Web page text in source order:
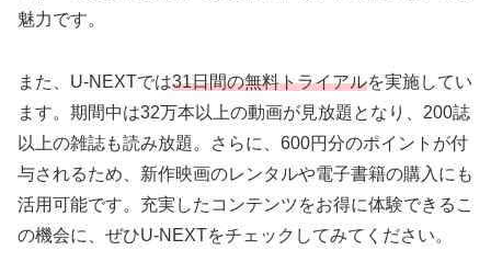
魅力です。
また、U-NEXTでは31日間の無料トライアルを実施してい
ます。期間中は32万本以上の動画が見放題となり、200誌
以上の雑誌も読み放題。さらに、600円分のポイントが付
与されるため、新作映画のレンタルや電子書籍の購入にも
活用可能です。充実したコンテンツをお得に体験できるこ
の機会に、ぜひU-NEXTをチェックしてみてください。